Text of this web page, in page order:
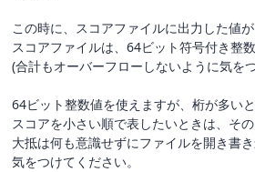
この時に、スコアファイルに出力した値
スコアファイルは、64ビット符号付き整
(合計もオーバーフローしないように気を
64ビット整数値を使えますが、桁が多い
スコアを小さい順で表したいときは、そ
大抵は何も意識せずにファイルを開き書
気をつけてください。